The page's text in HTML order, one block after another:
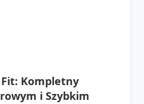
Kompletny
i Szybkim